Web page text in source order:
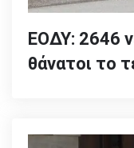
ΕΟΔΥ: 2646
θάνατοι το